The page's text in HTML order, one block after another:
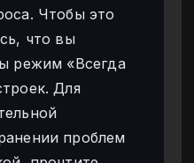
Чтобы это
что вы
режим «Всегда
Для
проблем